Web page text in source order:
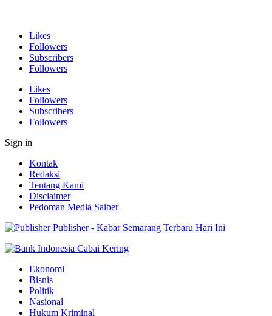
Likes
Followers
Subscribers
Followers
Likes
Followers
Subscribers
Followers
Sign in
Kontak
Redaksi
Tentang Kami
Disclaimer
Pedoman Media Saiber
Publisher - Kabar Semarang Terbaru Hari Ini
Ekonomi
Bisnis
Politik
Nasional
Hukum Kriminal